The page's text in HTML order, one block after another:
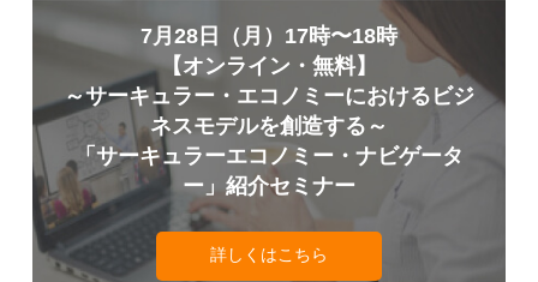
7月28日（月）17時〜18時
【オンライン・無料】
～サーキュラー・エコノミーにおけるビジ
ネスモデルを創造する～
「サーキュラーエコノミー・ナビゲータ
ー」紹介セミナー
詳しくはこちら